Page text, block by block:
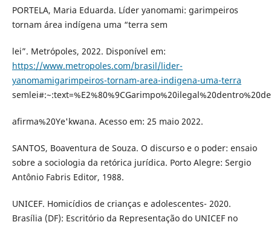
PORTELA, Maria Eduarda. Líder yanomami: garimpeiros
tornam área indígena uma “terra sem
lei”. Metrópoles, 2022. Disponível em:
https://www.metropoles.com/brasil/lider-
yanomamigarimpeiros-tornam-area-indigena-uma-terra
afirma%20Ye'kwana. Acesso em: 25 maio 2022.
SANTOS, Boaventura de Souza. O discurso e o poder: ensaio
sobre a sociologia da retórica jurídica. Porto Alegre: Sergio
Antônio Fabris Editor, 1988.
UNICEF. Homicídios de crianças e adolescentes- 2020.
Brasília (DF): Escritório da Representação do UNICEF no